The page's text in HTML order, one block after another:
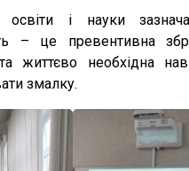
освіти і науки
– це превентивна
життєво необхідна
змалку.